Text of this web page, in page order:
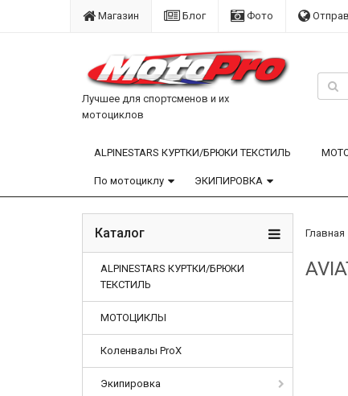
Магазин Блог Фото
Лучшее для спортсменов и их
мотоциклов
ALPINESTARS КУРТКИ/БРЮКИ ТЕКСТИЛЬ
По мотоциклу ЭКИПИРОВКА
Каталог
ALPINESTARS КУРТКИ/БРЮКИ
ТЕКСТИЛЬ
МОТОЦИКЛЫ
Коленвалы ProX
Экипировка
Главная